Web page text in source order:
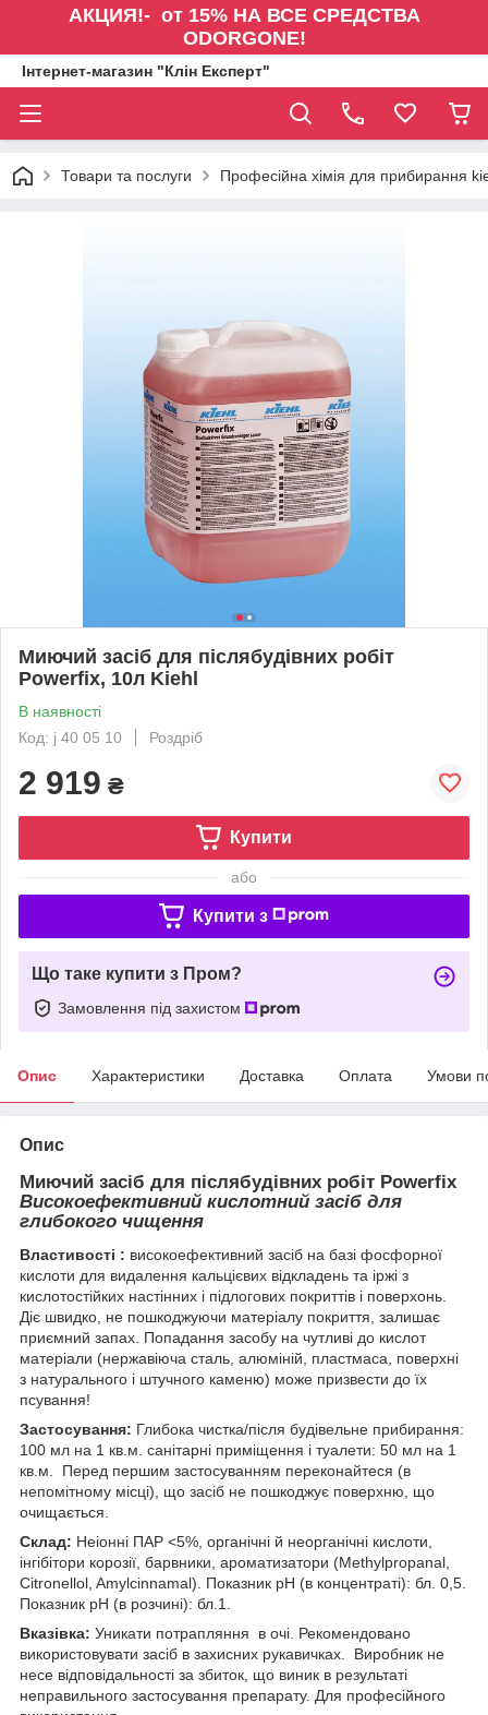
АКЦИЯ!- от 15% НА ВСЕ СРЕДСТВА
ODORGONE!
Інтернет-магазин "Клін Експерт"
Товари та послуги Професійна хімія для прибирання
Миючий засіб для післябудівних робіт
Powerfix, 10л Kiehl
В наявності
Код: j 40 05 10
Роздріб
2 919 ₴
Купити
або
Купити з
Що таке купити з Пром?
Замовлення під захистом
Опис Характеристики Доставка Оплата Умови
Опис
Миючий засіб для післябудівних робіт Powerfix
Високоефективний кислотний засіб для
глибокого чищення
Властивості : високоефективний засіб на базі фосфорної
кислоти для видалення кальцієвих відкладень та іржі з
кислотостійких настінних і підлогових покриттів і поверхонь.
Діє швидко, не пошкоджуючи матеріалу покриття, залишає
приємний запах. Попадання засобу на чутливі до кислот
матеріали (нержавіюча сталь, алюміній, пластмаса, поверхні
з натурального і штучного каменю) може призвести до їх
псування!
Застосування: Глибока чистка/після будівельне прибирання:
100 мл на 1 кв.м. санітарні приміщення і туалети: 50 мл на 1
кв.м. Перед першим застосуванням переконайтеся (в
непомітному місці), що засіб не пошкоджує поверхню, що
очищається.
Склад: Неіонні ПАР <5%, органічні й неорганічні кислоти,
інгібітори корозії, барвники, ароматизатори (Methylpropanal,
Citronellol, Amylcinnamal). Показник рН (в концентраті): бл. 0,5.
Показник рН (в розчині): бл.1.
Вказівка: Уникати потрапляння в очі. Рекомендовано
використовувати засіб в захисних рукавичках. Виробник не
несе відповідальності за збиток, що виник в результаті
неправильного застосування препарату. Для професійного